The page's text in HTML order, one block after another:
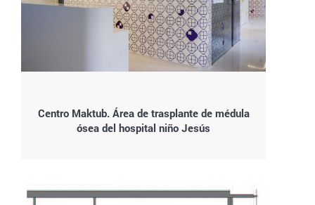
Centro Maktub. Área de trasplante de médula
ósea del hospital niño Jesús